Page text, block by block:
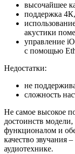
высочайшее
поддержка
акустики
управление
с помощью
Недостатки:
не
сложность
Не самое высокое
достоинств
функционалом и
качество звучания
аудиотехнике.